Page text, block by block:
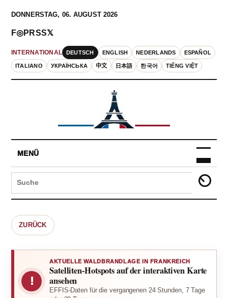
DONNERSTAG, 06. AUGUST 2026
INTERNATIONAL DEUTSCH ENGLISH NEDERLANDS ESPAÑOL
ITALIANO УКРАЇНСЬКА 中文 日本語 한국어 TIẾNG VIỆT
F◎PRSS𝕏
MENÜ
ZURÜCK
!
AKTUELLE WALDBRANDLAGE IN FRANKREICH
Satelliten-Hotspots auf der interaktiven Karte
ansehen
EFFIS-Daten für die vergangenen 24 Stunden, 7 Tage